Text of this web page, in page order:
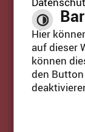
Hier
auf dieser
können
den